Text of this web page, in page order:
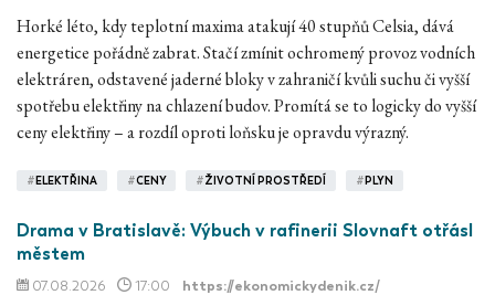
Horké léto, kdy teplotní maxima atakují 40 stupňů Celsia, dává
energetice pořádně zabrat. Stačí zmínit ochromený provoz vodních
elektráren, odstavené jaderné bloky v zahraničí kvůli suchu či vyšší
spotřebu elektřiny na chlazení budov. Promítá se to logicky do vyšší
ceny elektřiny – a rozdíl oproti loňsku je opravdu výrazný.
# ELEKTŘINA #CENY #ŽIVOTNÍ PROSTŘEDÍ # PLYN
Drama v Bratislavě: Výbuch v rafinerii Slovnaft otřásl
městem
07.08.2026 17:00 https://ekonomickydenik.cz/